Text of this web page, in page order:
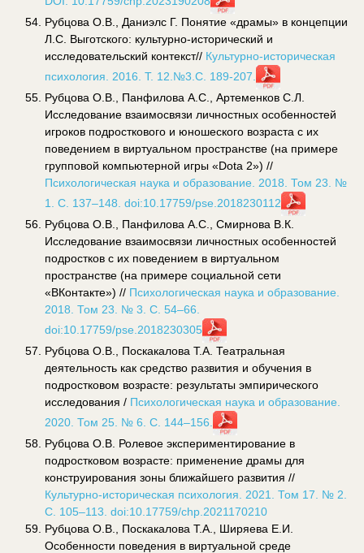
Рубцова О.В., Даниэлс Г. Понятие «драмы» в концепции
Л.С. Выготского: культурно-исторический и
исследовательский контекст// Культурно-историческая
психология. 2016. Т. 12.№3.С. 189-207.
Рубцова О.В., Панфилова А.С., Артеменков С.Л.
Исследование взаимосвязи личностных особенностей
игроков подросткового и юношеского возраста с их
поведением в виртуальном пространстве (на примере
групповой компьютерной игры «Dota 2») //
Психологическая наука и образование. 2018. Том 23. №
1. С. 137–148. doi:10.17759/pse.2018230112
Рубцова О.В., Панфилова А.С., Смирнова В.К.
Исследование взаимосвязи личностных особенностей
подростков с их поведением в виртуальном
пространстве (на примере социальной сети
«ВКонтакте») // Психологическая наука и образование.
2018. Том 23. № 3. С. 54–66.
doi:10.17759/pse.2018230305
Рубцова О.В., Поскакалова Т.А. Театральная
деятельность как средство развития и обучения в
подростковом возрасте: результаты эмпирического
исследования / Психологическая наука и образование.
2020. Том 25. № 6. С. 144–156.
Рубцова О.В. Ролевое экспериментирование в
подростковом возрасте: применение драмы для
конструирования зоны ближайшего развития //
Культурно-историческая психология. 2021. Том 17. № 2.
С. 105–113. doi:10.17759/chp.2021170210
Рубцова О.В., Поскакалова Т.А., Ширяева Е.И.
Особенности поведения в виртуальной среде